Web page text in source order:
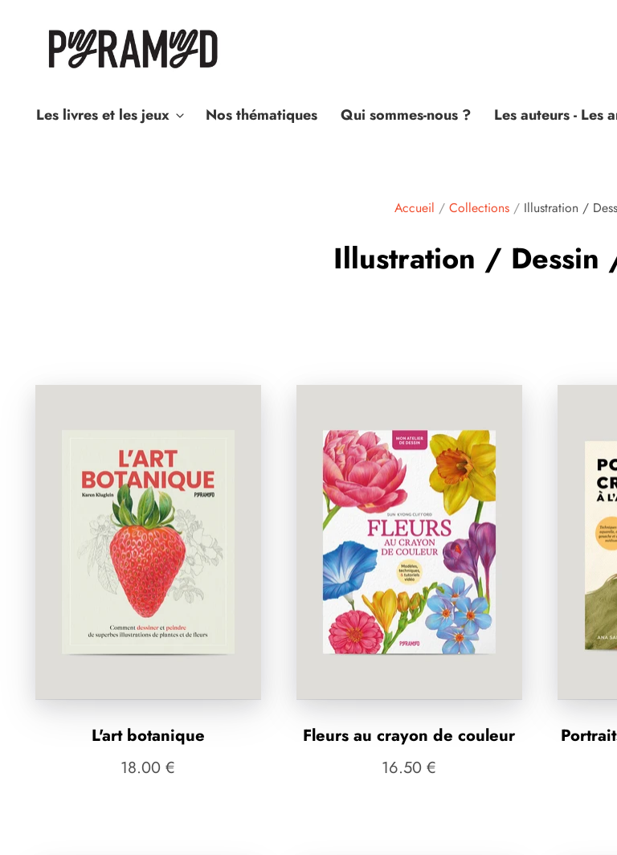
Les livres et les jeux Nos thématiques Qui sommes-nous ? Les auteurs - Les
Accueil / Collections / Illustration /
Illustration / Dessin
L'art botanique
18.00 €
Fleurs au crayon de couleur
16.50 €